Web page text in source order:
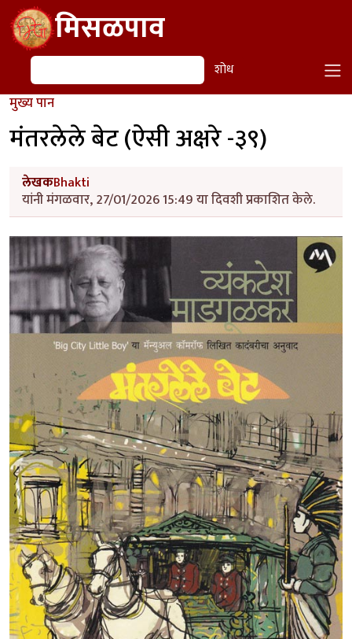
Skip to main contentमिसळपाव
शोध शोध
मुख्य पान
मंतरलेले बेट (ऐसी अक्षरे -३९)
लेखकBhakti
यांनी मंगळवार, 27/01/2026 15:49 या दिवशी प्रकाशित केले.